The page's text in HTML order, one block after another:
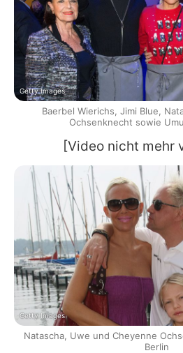
[Video nicht mehr
Getty Images
Baerbel Wierichs, Jimi Blue,
Ochsenknecht sowie
Getty Images
Natascha, Uwe und Cheyenne
Berlin